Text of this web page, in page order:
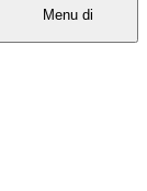
Menu di